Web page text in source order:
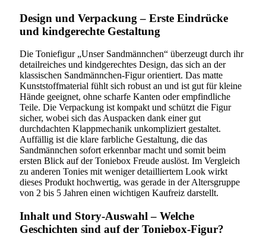
Design und Verpackung – Erste Eindrücke
und kindgerechte Gestaltung
Die Toniefigur „Unser Sandmännchen“ überzeugt durch ihr
detailreiches und kindgerechtes Design, das sich an der
klassischen Sandmännchen-Figur orientiert. Das matte
Kunststoffmaterial fühlt sich robust an und ist gut für kleine
Hände geeignet, ohne scharfe Kanten oder empfindliche
Teile. Die Verpackung ist kompakt und schützt die Figur
sicher, wobei sich das Auspacken dank einer gut
durchdachten Klappmechanik unkompliziert gestaltet.
Auffällig ist die klare farbliche Gestaltung, die das
Sandmännchen sofort erkennbar macht und somit beim
ersten Blick auf der Toniebox Freude auslöst. Im Vergleich
zu anderen Tonies mit weniger detailliertem Look wirkt
dieses Produkt hochwertig, was gerade in der Altersgruppe
von 2 bis 5 Jahren einen wichtigen Kaufreiz darstellt.
Inhalt und Story-Auswahl – Welche
Geschichten sind auf der Toniebox-Figur?